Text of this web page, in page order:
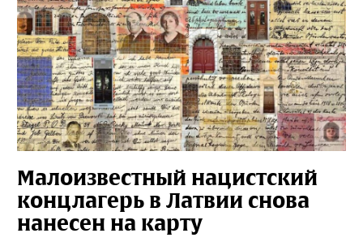
Малоизвестный нацистский
концлагерь в Латвии снова
нанесен на карту